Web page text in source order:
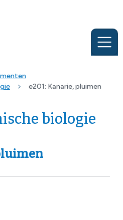
e201: Kanarie, pluimen
biologie